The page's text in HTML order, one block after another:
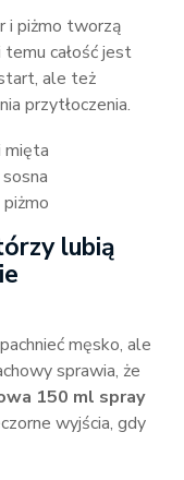
i piżmo tworzą
całość jest
ale też
przytłoczenia.
mięta
piżmo
lubią
męsko, ale
sprawia, że
150 ml spray
wyjścia, gdy